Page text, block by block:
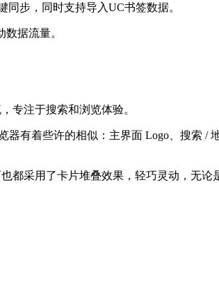
步，同时支持导入UC书签数据。
据流量。
专注于搜索和浏览体验。
器有着些许的相似：主界面 Logo、搜索
都采用了卡片堆叠效果，轻巧灵动，无论